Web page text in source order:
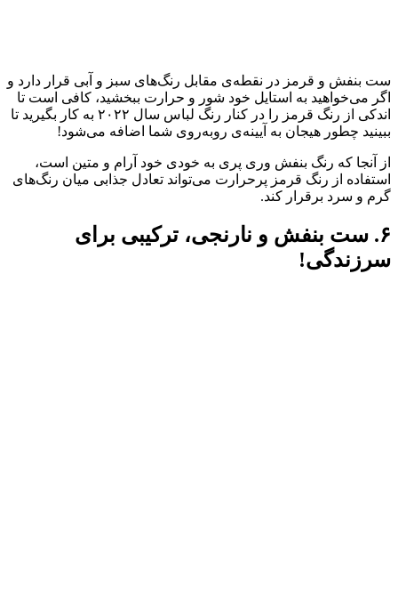
ست بنفش و قرمز در نقطه‌ی مقابل رنگ‌های سبز و آبی قرار دارد و
اگر می‌خواهید به استایل خود شور و حرارت ببخشید، کافی است تا
اندکی از رنگ قرمز را در کنار رنگ لباس سال ۲۰۲۲ به کار بگیرید تا
ببینید چطور هیجان به آیینه‌ی رو‌به‌روی شما اضافه‌ می‌شود!
از آنجا که رنگ بنفش وری پری به خودی خود آرام و متین است،
استفاده از رنگ قرمز پرحرارت می‌تواند تعادل جذابی میان رنگ‌های
گرم و سرد برقرار کند.
۶. ست بنفش و نارنجی، ترکیبی برای
سرزندگی!